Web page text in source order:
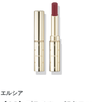
エルシア